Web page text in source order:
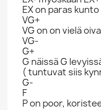
EX on paras kunto
VG+
VG on on vielä
VG-
G+
G näissä G
( tuntuvat siis
G-
F
P on poor,